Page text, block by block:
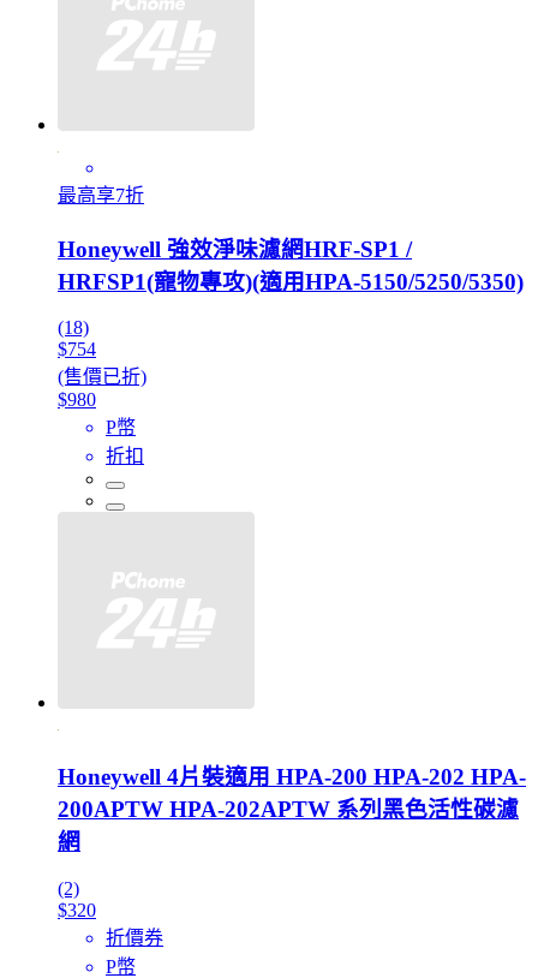
最高享7折
Honeywell 強效淨味濾網HRF-SP1 /
HRFSP1(寵物專攻)(適用HPA-5150/5250/5350)
(18)
$754
(售價已折)
$980
P幣
折扣
Honeywell 4片裝適用 HPA-200 HPA-202 HPA-
200APTW HPA-202APTW 系列黑色活性碳濾
網
(2)
$320
折價券
P幣